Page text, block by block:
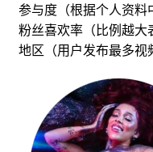
参与度（根据个人资料
粉丝喜欢率（比例越大
地区（用户发布最多视